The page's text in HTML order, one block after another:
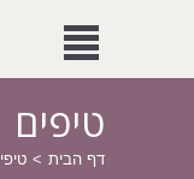
טיפים
דף הבית